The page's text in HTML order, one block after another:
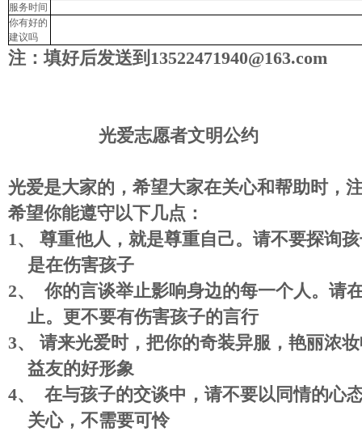
服务时间
你有好的
建议吗
注：填好后发送到 13522471940@163.com
光爱志愿者文明公约
光爱是大家的，希望大家在关心和帮助时，
希望你能遵守以下几点：
1、
尊重他人，就是尊重自己。请不要探询
是在伤害孩子
2、
你的言谈举止影响身边的每一个人。请
止。更不要有伤害孩子的言行
3、
请来光爱时，把你的奇装异服，艳丽浓
益友的好形象
4、
在与孩子的交谈中，请不要以同情的心
关心，不需要可怜